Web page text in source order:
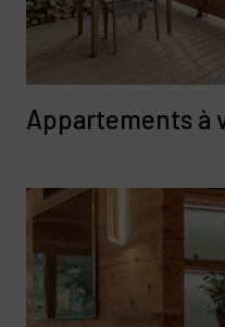
Appartements à